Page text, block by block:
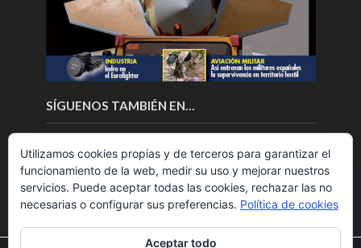
SÍGUENOS TAMBIÉN EN…
Utilizamos cookies propias y de terceros para garantizar el
funcionamiento de la web, medir su uso y mejorar nuestros
servicios. Puede aceptar todas las cookies, rechazar las no
necesarias o configurar sus preferencias. Política de cookies
Aceptar todo